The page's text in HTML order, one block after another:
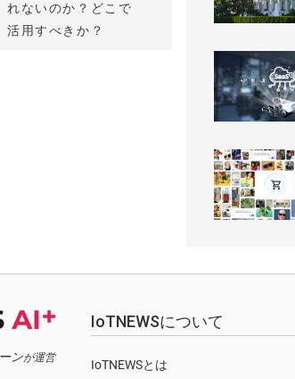
れないのか？どこで
活用すべきか？
ンが運営
IoTNEWSについて
IoTNEWSとは